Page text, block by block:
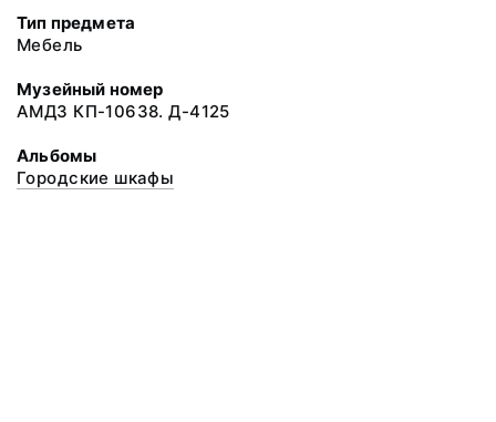
Тип предмета
Мебель
Музейный номер
АМДЗ КП-10638. Д-4125
Альбомы
Городские шкафы